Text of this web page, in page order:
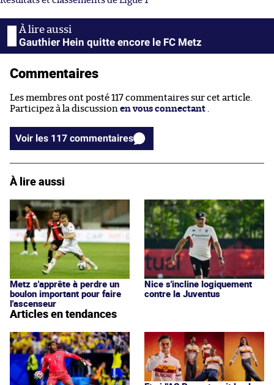
Gauthier Hein quitte encore le FC Metz
Commentaires
Les membres ont posté 117 commentaires sur cet article.
Participez à la discussion en vous connectant
Voir les 117 commentaires
À lire aussi
Metz s'apprête à perdre un
boulon important pour faire
l'ascenseur
Nice s'incline logiquement
contre la Juventus
Articles en tendances